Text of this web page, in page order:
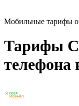
Мобильные тарифы
Тарифы
телефона